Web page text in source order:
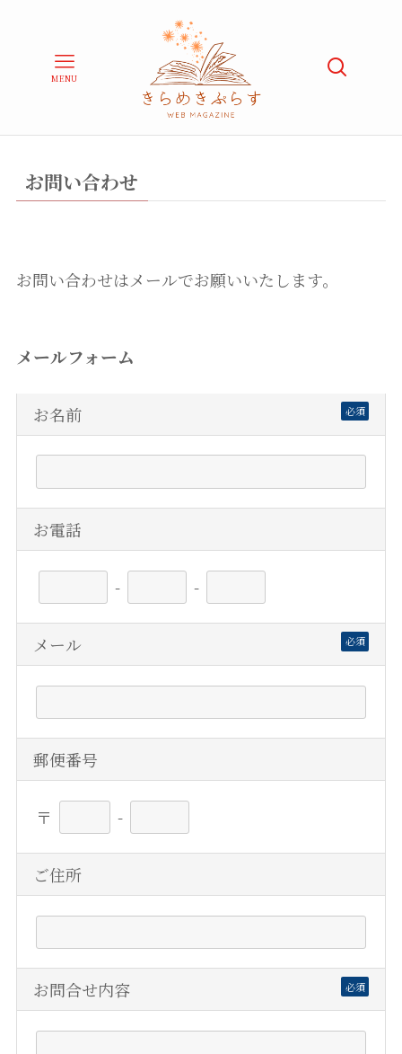
MENU
お問い合わせ
お問い合わせはメールでお願いいたします。
メールフォーム
お名前 必須
お電話
- -
メール 必須
郵便番号
〒 -
ご住所
お問合せ内容 必須